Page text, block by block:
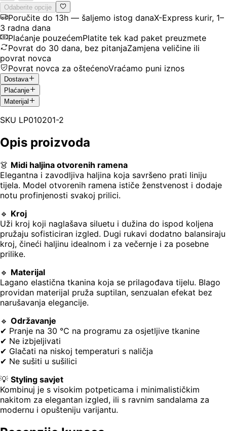
Odaberite opcije
Poručite do 13h — šaljemo istog danaX-Express kurir, 1–
3 radna dana
Plaćanje pouzećemPlatite tek kad paket preuzmete
Povrat do 30 dana, bez pitanjaZamjena veličine ili
povrat novca
Povrat novca za oštećenoVraćamo puni iznos
Dostava
Plaćanje
Materijal
SKU LP010201-2
Opis proizvoda
👗 Midi haljina otvorenih ramena
Elegantna i zavodljiva haljina koja savršeno prati liniju
tijela. Model otvorenih ramena ističe ženstvenost i dodaje
notu profinjenosti svakoj prilici.
🔹 Kroj
Uži kroj koji naglašava siluetu i dužina do ispod koljena
pružaju sofisticiran izgled. Dugi rukavi dodatno balansiraju
kroj, čineći haljinu idealnom i za večernje i za posebne
prilike.
🔹 Materijal
Lagano elastična tkanina koja se prilagođava tijelu. Blago
providan materijal pruža suptilan, senzualan efekat bez
narušavanja elegancije.
🔹 Održavanje
✔ Pranje na 30 °C na programu za osjetljive tkanine
✔ Ne izbjeljivati
✔ Glačati na niskoj temperaturi s naličja
✔ Ne sušiti u sušilici
💡 Styling savjet
Kombinuj je s visokim potpeticama i minimalističkim
nakitom za elegantan izgled, ili s ravnim sandalama za
modernu i opušteniju varijantu.